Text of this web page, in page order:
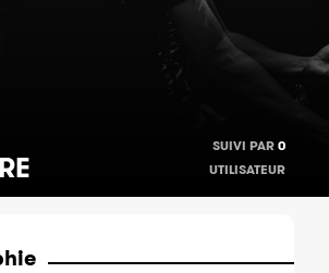
SUIVI PAR 0
UTILISATEUR